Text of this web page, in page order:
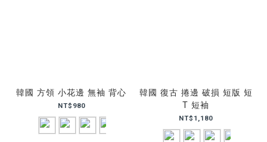
韓國 方領 小花邊 無袖 背心
NT$980
韓國 復古 捲邊 破損 短版 短
T 短袖
NT$1,180